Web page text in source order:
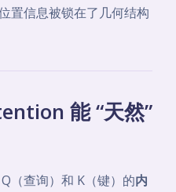
置信息被锁在了几何结构
能 “天然”
（查询）和 K（键）的内